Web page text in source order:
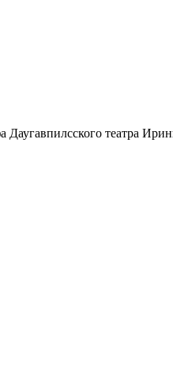
Даугавпилсского театра